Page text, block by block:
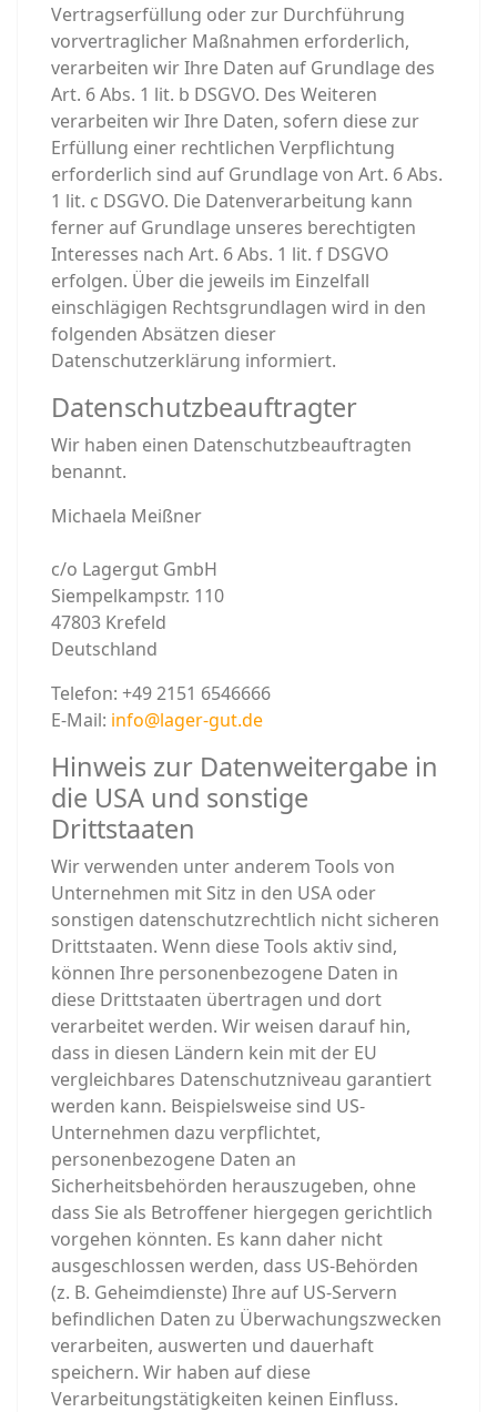
Vertragserfüllung oder zur Durchführung
vorvertraglicher Maßnahmen erforderlich,
verarbeiten wir Ihre Daten auf Grundlage des
Art. 6 Abs. 1 lit. b DSGVO. Des Weiteren
verarbeiten wir Ihre Daten, sofern diese zur
Erfüllung einer rechtlichen Verpflichtung
erforderlich sind auf Grundlage von Art. 6 Abs.
1 lit. c DSGVO. Die Datenverarbeitung kann
ferner auf Grundlage unseres berechtigten
Interesses nach Art. 6 Abs. 1 lit. f DSGVO
erfolgen. Über die jeweils im Einzelfall
einschlägigen Rechtsgrundlagen wird in den
folgenden Absätzen dieser
Datenschutzerklärung informiert.
Datenschutz­beauftragter
Wir haben einen Datenschutzbeauftragten
benannt.
Michaela Meißner
c/o Lagergut GmbH
Siempelkampstr. 110
47803 Krefeld
Deutschland
Telefon: +49 2151 6546666
E-Mail: info@lager-gut.de
Hinweis zur Datenweitergabe in
die USA und sonstige
Drittstaaten
Wir verwenden unter anderem Tools von
Unternehmen mit Sitz in den USA oder
sonstigen datenschutzrechtlich nicht sicheren
Drittstaaten. Wenn diese Tools aktiv sind,
können Ihre personenbezogene Daten in
diese Drittstaaten übertragen und dort
verarbeitet werden. Wir weisen darauf hin,
dass in diesen Ländern kein mit der EU
vergleichbares Datenschutzniveau garantiert
werden kann. Beispielsweise sind US-
Unternehmen dazu verpflichtet,
personenbezogene Daten an
Sicherheitsbehörden herauszugeben, ohne
dass Sie als Betroffener hiergegen gerichtlich
vorgehen könnten. Es kann daher nicht
ausgeschlossen werden, dass US-Behörden
(z. B. Geheimdienste) Ihre auf US-Servern
befindlichen Daten zu Überwachungszwecken
verarbeiten, auswerten und dauerhaft
speichern. Wir haben auf diese
Verarbeitungstätigkeiten keinen Einfluss.